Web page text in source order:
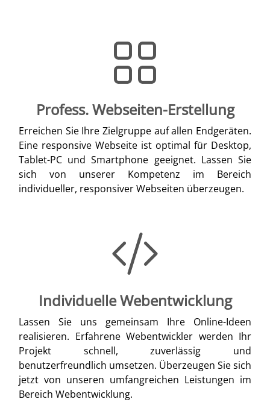
Profess. Webseiten-Erstellung
Erreichen Sie Ihre Zielgruppe auf allen Endgeräten.
Eine responsive Webseite ist optimal für Desktop,
Tablet-PC und Smartphone geeignet. Lassen Sie
sich von unserer Kompetenz im Bereich
individueller, responsiver Webseiten überzeugen.
Individuelle Webentwicklung
Lassen Sie uns gemeinsam Ihre Online-Ideen
realisieren. Erfahrene Webentwickler werden Ihr
Projekt schnell, zuverlässig und
benutzerfreundlich umsetzen. Überzeugen Sie sich
jetzt von unseren umfangreichen Leistungen im
Bereich Webentwicklung.